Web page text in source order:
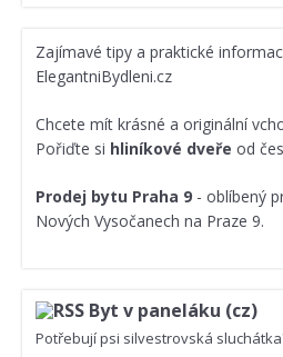
Zajímavétipy a praktické
ElegantniBydleni.cz
Chcete mít krásné a originální
Pořiďte si hliníkové dveře od
Prodej bytu Praha 9 - oblíbený
Nových Vysočanech na Praze 9.
Byt v paneláku (cz)
Potřebují psi silvestrovská